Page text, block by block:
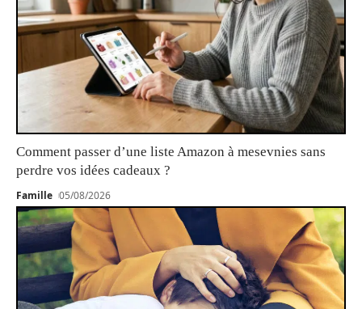
Comment passer d’une liste Amazon à mesevnies sans
perdre vos idées cadeaux ?
Famille 05/08/2026